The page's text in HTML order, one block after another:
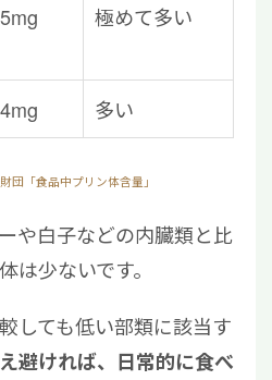
極めて多い
多い
団「食品中プリン体含量」
や白子などの内臓類と比
は少ないです。
しても低い部類に該当す
避ければ、日常的に食べ